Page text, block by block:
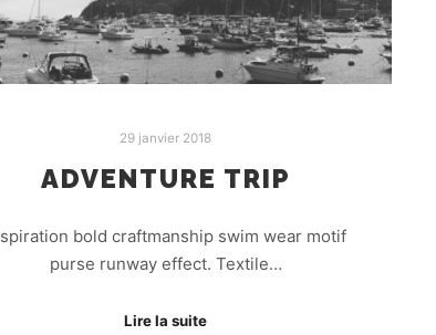
29 janvier 2018
ADVENTURE TRIP
bold craftmanship swim wear motif
purse runway effect. Textile…
Lire la suite